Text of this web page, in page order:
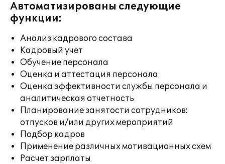
Автоматизированы следующие
функции:
Анализ кадрового состава
Кадровый учет
Обучение персонала
Оценка и аттестация персонала
Оценка эффективности службы персонала и
аналитическая отчетность
Планирование занятости сотрудников:
отпусков и/или других мероприятий
Подбор кадров
Применение различных мотивационных схем
Расчет зарплаты